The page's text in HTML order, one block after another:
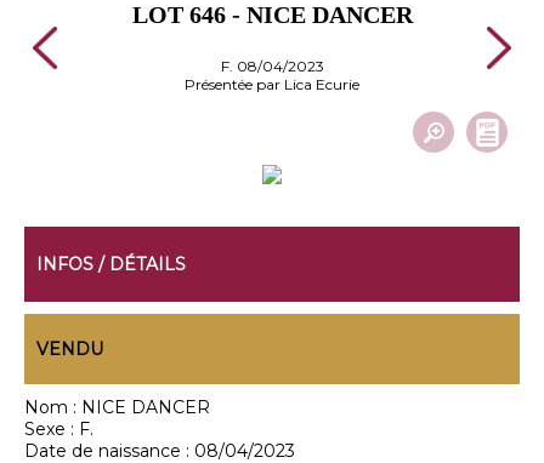
LOT 646 - NICE DANCER
F. 08/04/2023
Présentée par Lica Ecurie
INFOS / DÉTAILS
VENDU
Nom : NICE DANCER
Sexe : F.
Date de naissance : 08/04/2023